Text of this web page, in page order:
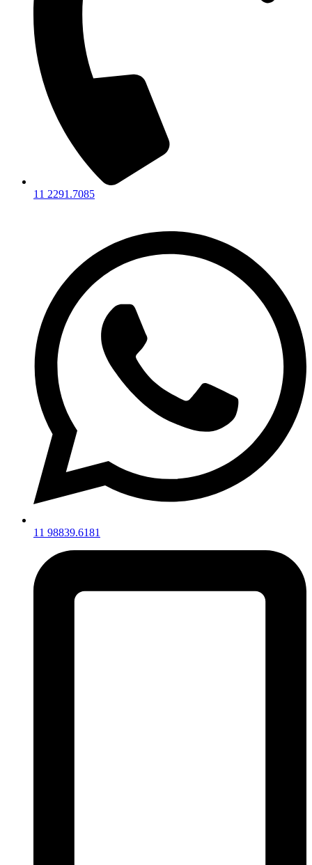
11 2291.7085
11 98839.6181